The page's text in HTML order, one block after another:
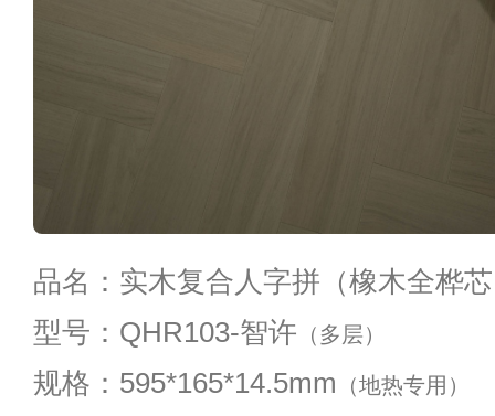
品名：实木复合人字拼（橡木全桦
型号：QHR103-智许 （多层）
规格：595*165*14.5mm （地热专用）